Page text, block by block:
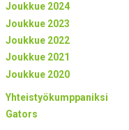
Joukkue 2024
Joukkue 2023
Joukkue 2022
Joukkue 2021
Joukkue 2020
Yhteistyökumppaniksi
Gators